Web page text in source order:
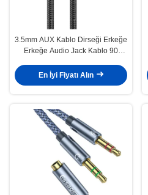
3.5mm AUX Kablo Dirseği Erkeğe
Erkeğe Audio Jack Kablo 90
En İyi Fiyatı Alın